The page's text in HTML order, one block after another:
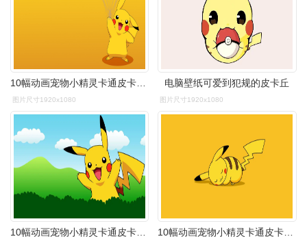
图片尺寸1920x1080
电脑壁纸可爱到犯规的皮卡丘
图片尺寸1920x1080